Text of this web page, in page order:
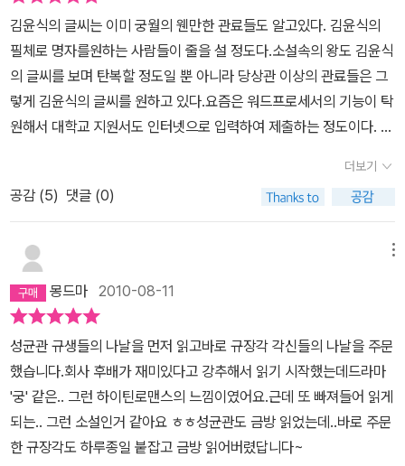
슴 속엔 윤희를 품은 재신이 장가를 갔으니 그 속이 오죽 끓었을까. 장
가간 다음 날 처음 마주친 반다운을 일하는 어린 종으로 본 그가 다운
에게 보여준 선심은 참 예뻤다. 거친 야생마에 입도 저렴하기 그지 없
지만 그 속의 사내 재신은 참 따스하다. 그와 판박이인 아버지는 재미
날 게 없는데 형님을 잃은 충격으로 정신줄을 어느 정도 놓은 재신의
언어기술도 갖고 있다. 너무 어린 신부를 데려다 놓은 것에 뒤늦게 재
신과 아버지가 반발하자 그녀는 이렇게 말한다.'열......네 살이었구나.
그래, 열네 살이었어. 어여쁠 때지. 어린애가 아니야. 나도 열네 살에
시집왔는 걸.''대신 그때 아버지는 열세 살이었잖아요. 전 스물네 살이
라고요!''음......, 스물다섯 살 처녀는 구할 수 없단다, 얘야.' -195쪽으
하하하핫! 어머니 완전 멋지시다. 재신이 당할 수가 없다. 새로운 여인
도 등장했다. 윤희의 글쓰는 속도가 엄청 빠르다는 얘기는 앞서서도
나왔는데 그 필체도 아름답다는 게 자주 강조된다. 그리하여 글씨에
유독 집착하는남인 황판교의 눈에 뜨였다. 황판교의 여식 황서영은
제법 당당하고 우아한 양반댁 규수로 보인다. 자신의 궁핍한 처지를
내세워 중매를 거절하는 윤희에게 그녀의 답이 현명하다.'사람이 궁핍
한 것보다는 처지가 궁핍한 것이 더 낫지 않겠습니까?' -253쪽임금
장이라도 책 속으로 뛰어들어가 토닥여주고 싶다.난 용하같은 사람이
좋다. 반듯한 선준도 좋고, 온통 매력투성이인 재신도 좋지만, 항상 웃
는 얼굴로 사람을 대하는용하같은 사람이 좋다. 역시 내가 가장 못하
는 거라서 그런가......크앙.정조가 4인방을 사랑하고, 아끼는 마음 또
한 더 잘 알게 되었다.윤희가 여인임을 알고 모른 척 하면서도 속으로
는 괴로워하는, 영리한 신하를 자신의 곁에 두고 싶어하는 임금의 마
음.'거친' 언어를 '거침없이'사용하는 임금이 벌써 그립다!어딘가에 빠
진다는 것은, 기쁘고, 가슴설레고, 즐거운 일이다.또한 슬픈 일이다.그
이.어딘가에 빠진다는 것은,우울하고 가슴 아린 일이다.그들은 어디
까지나 허구의 인물이고,작가가 지어낸 이야기이니.거기에 울고 웃었
던 내 마음이 조금 불쌍하기도 하니.괜스레 그들에게서 난 소외된 느
낌이니.하지만,그들을 어렴풋이 기억할 그 날이 오면, 다시 입꼬리가
살짝 올라갈 것만 같다.여림용하는 여전히 여인네들의 치맛폭에 살
것이고, 걸오재신은 여전히 자신의 마음에 들지않으면 버럭 소리를
내지를 것이고, 가랑 선준은 늙어서도 그 기품은 여전할 것이고, 대물
윤희는그런 그들을 보며 미소 짓고 있을 것이니......괜찮다! 이 정도
김윤식의 글씨는 이미 궁월의 웬만한 관료들도 알고있다. 김윤식의
필체로 명자를원하는 사람들이 줄을 설 정도다.소설속의 왕도 김윤식
의 글씨를 보며 탄복할 정도일 뿐 아니라 당상관 이상의 관료들은 그
렇게 김윤식의 글씨를 원하고 있다.요즘은 워드프로세서의 기능이 탁
원해서 대학교 지원서도 인터넷으로 입력하여 제출하는 정도이다. 과
했었는데 말이다. 컴퓨터의 기능이 확대되면서 자필을 요구하는 업무
등이 거의 사라진 상태이다보니 자필의 중요성이 점점 떨어지는 듯
하다.최근 대학에서 논술 시험을 치룰려면 자필을 써야하는 정도랄
까...아...대학교의 시험지도 자필로 써야 할 것이다.좋은 필적의 중요
비록 좋다고는 하나 글씨가 나쁘면 읽는 사람의 입장에서는 더욱 신
경을 써서 읽어야 할 것이고 읽어야할 분량이 많아진다면 정갈하고도
깔끔하며 보기 좋게 쓴 글씨의 중요성은더욱커질 것만 같다..주관식
답안 제출지와 논술은자필로 써내야 할 텐데 이처럼 깨긋하고 보기에
좋은 글씨가 채점자로하여금 약간이라도 호의적인 점수를 부여하게
하지는 않을까...반대로 내용은 좋을 지 모르나 성의가 없어보인다든
지 악필인지라 글의 내용을 알아보기 힘들정도라면 좋은 점수를 따내
더보기
공감 (5) 댓글 (0)
몽드마 2010-08-11
성균관 규생들의 나날을 먼저 읽고바로 규장각 각신들의 나날을 주문
했습니다.회사 후배가 재미있다고 강추해서 읽기 시작했는데드라마
'궁' 같은.. 그런 하이틴로맨스의 느낌이였어요.근데 또 빠져들어 읽게
되는.. 그런 소설인거 같아요 ㅎㅎ성균관도 금방 읽었는데..바로 주문
한 규장각도 하루종일 붙잡고 금방 읽어버렸답니다~